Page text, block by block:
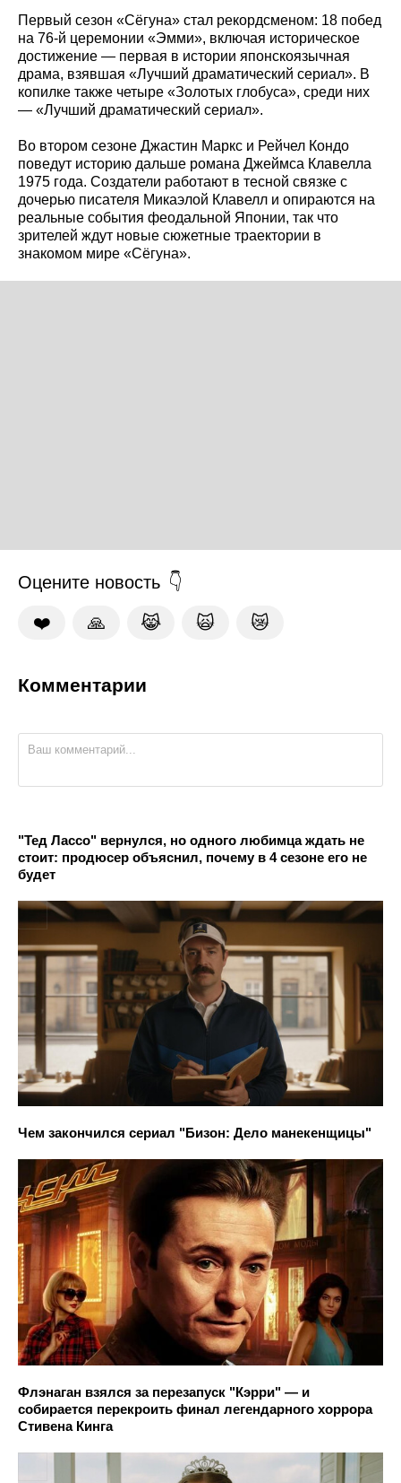
Первый сезон «Сёгуна» стал рекордсменом: 18 побед
на 76-й церемонии «Эмми», включая историческое
достижение — первая в истории японскоязычная
драма, взявшая «Лучший драматический сериал». В
копилке также четыре «Золотых глобуса», среди них
— «Лучший драматический сериал».
Во втором сезоне Джастин Маркс и Рейчел Кондо
поведут историю дальше романа Джеймса Клавелла
1975 года. Создатели работают в тесной связке с
дочерью писателя Микаэлой Клавелл и опираются на
реальные события феодальной Японии, так что
зрителей ждут новые сюжетные траектории в
знакомом мире «Сёгуна».
Оцените новость
❤️ 🙏 😹 🙀 😿
Комментарии
"Тед Лассо" вернулся, но одного любимца ждать не
стоит: продюсер объяснил, почему в 4 сезоне его не
будет
Чем закончился сериал "Бизон: Дело манекенщицы"
Флэнаган взялся за перезапуск "Кэрри" — и
собирается перекроить финал легендарного хоррора
Стивена Кинга